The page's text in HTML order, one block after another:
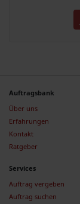
Auftragsbank
Über uns
Erfahrungen
Kontakt
Ratgeber
Services
Auftrag vergeben
Auftrag suchen